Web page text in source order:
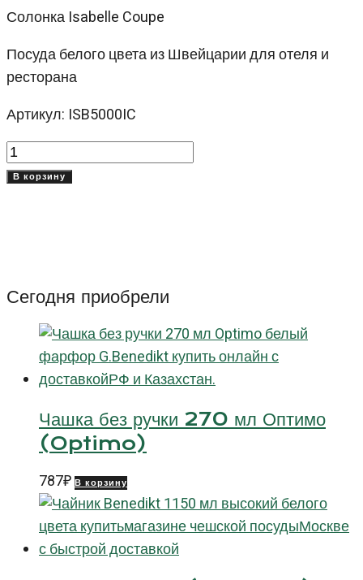
Солонка Isabelle Coupe
Посуда белого цвета из Швейцарии для отеля и
ресторана
Артикул: ISB5000IC
Количество
товара
Coupe)
В корзину
Сегодня приобрели
Чашка без ручки 270 мл Оптимо
(Optimo)
787₽ В корзину